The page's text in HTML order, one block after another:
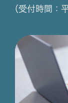
（受付時間：